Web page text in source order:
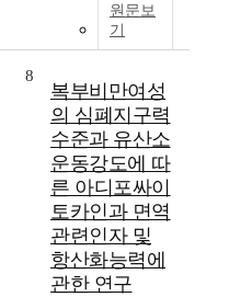
원문보
기
8
복부비만여성
의 심폐지구력
수준과 유산소
운동강도에 따
른 아디포싸이
토카인과 면역
관련인자 및
항산화능력에
관한 연구